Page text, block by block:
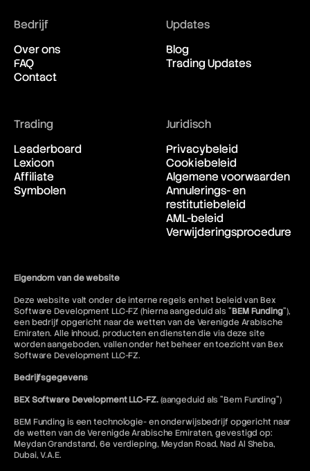
Bedrijf
Over ons
FAQ
Contact
Updates
Blog
Trading Updates
Trading
Leaderboard
Lexicon
Affiliate
Symbolen
Juridisch
Privacybeleid
Cookiebeleid
Algemene voorwaarden
Annulerings- en
restitutiebeleid
AML-beleid
Verwijderingsprocedure
Eigendom van de website
Deze website valt onder de interne regels en het beleid van Bex
Software Development LLC-FZ (hierna aangeduid als "BEM Funding"),
een bedrijf opgericht naar de wetten van de Verenigde Arabische
Emiraten. Alle inhoud, producten en diensten die via deze site
worden aangeboden, vallen onder het beheer en toezicht van Bex
Software Development LLC-FZ.
Bedrijfsgegevens
BEX Software Development LLC-FZ.(aangeduid als "Bem Funding")
BEM Funding is een technologie- en onderwijsbedrijf opgericht naar
de wetten van de Verenigde Arabische Emiraten, gevestigd op:
Meydan Grandstand, 6e verdieping, Meydan Road, Nad Al Sheba,
Dubai, V.A.E.